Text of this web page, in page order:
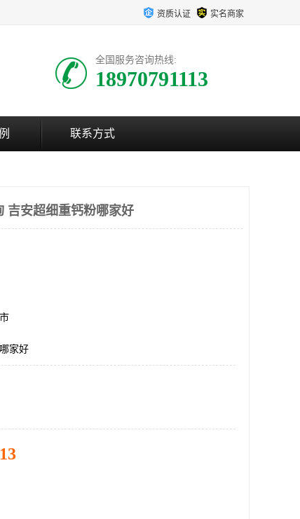
资质认证 实名商家
全国服务咨询热线:
18970791113
联系方式
吉安超细重钙粉哪家好
家好